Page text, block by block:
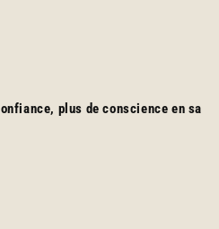
plus de conscience en sa